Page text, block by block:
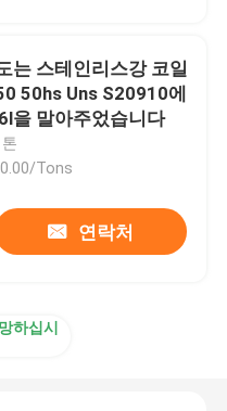
는 스테인리스강 코일
50hs Uns S20910에
을 말아주었습니다
Tons
연락처
하십시